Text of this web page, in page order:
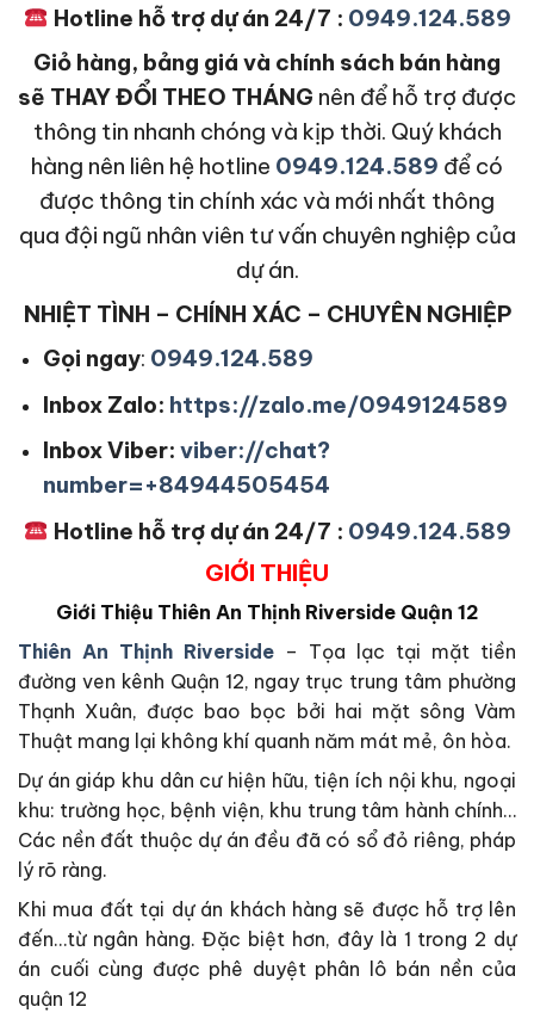
Hotline hỗ trợ dự án 24/7 : 0949.124.589
Giỏ hàng, bảng giá và chính sách bán hàng
sẽ THAY ĐỔI THEO THÁNG nên để hỗ trợ được
thông tin nhanh chóng và kịp thời. Quý khách
hàng nên liên hệ hotline 0949.124.589 để có
được thông tin chính xác và mới nhất thông
qua đội ngũ nhân viên tư vấn chuyên nghiệp của
dự án.
NHIỆT TÌNH – CHÍNH XÁC – CHUYÊN NGHIỆP
Gọi ngay: 0949.124.589
Inbox Zalo: https://zalo.me/0949124589
Inbox Viber: viber://chat?
number=+84944505454
Hotline hỗ trợ dự án 24/7 : 0949.124.589
GIỚI THIỆU
Giới Thiệu Thiên An Thịnh Riverside Quận 12
Thiên An Thịnh Riverside – Tọa lạc tại mặt tiền
đường ven kênh Quận 12, ngay trục trung tâm phường
Thạnh Xuân, được bao bọc bởi hai mặt sông Vàm
Thuật mang lại không khí quanh năm mát mẻ, ôn hòa.
Dự án giáp khu dân cư hiện hữu, tiện ích nội khu, ngoại
khu: trường học, bệnh viện, khu trung tâm hành chính…
Các nền đất thuộc dự án đều đã có sổ đỏ riêng, pháp
lý rõ ràng.
Khi mua đất tại dự án khách hàng sẽ được hỗ trợ lên
đến…từ ngân hàng. Đặc biệt hơn, đây là 1 trong 2 dự
án cuối cùng được phê duyệt phân lô bán nền của
quận 12